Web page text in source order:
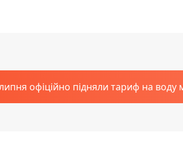
офіційно підняли тариф на